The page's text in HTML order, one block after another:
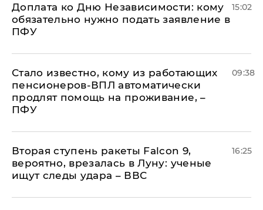
Доплата ко Дню Независимости: кому
обязательно нужно подать заявление в
ПФУ
15:02
Стало известно, кому из работающих
пенсионеров-ВПЛ автоматически
продлят помощь на проживание, –
ПФУ
09:38
Вторая ступень ракеты Falcon 9,
вероятно, врезалась в Луну: ученые
ищут следы удара – ВВС
16:25